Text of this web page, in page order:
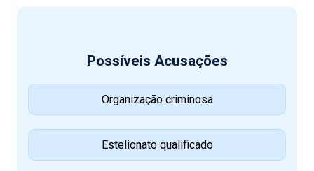
Possíveis Acusações
Organização criminosa
Estelionato qualificado